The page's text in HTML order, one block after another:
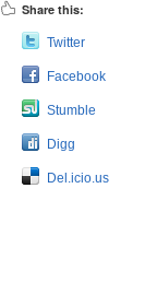
Share this:
Twitter
Facebook
Stumble
Digg
Del.icio.us